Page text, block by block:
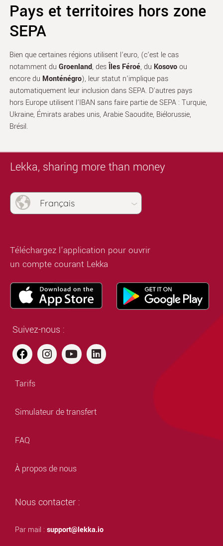
Pays et territoires hors zone
SEPA
Bien que certaines régions utilisent l’euro, (c’est le cas
notamment du Groenland, des Îles Féroé, du Kosovoou
encore du Monténégro), leur statut n’implique pas
automatiquement leur inclusion dans SEPA. D’autres pays
hors Europe utilisent l’IBAN sans faire partie de SEPA : Turquie,
Ukraine, Émirats arabes unis, Arabie Saoudite, Biélorussie,
Brésil.
Lekka, sharing more than money
Français
Téléchargez l’application pour ouvrir
un compte courant Lekka
Suivez-nous :
Tarifs
Simulateur de transfert
FAQ
À propos de nous
Nous contacter :
Par mail : support@lekka.io